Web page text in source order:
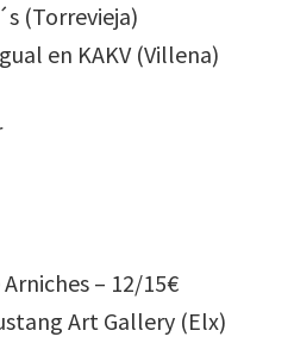
(Torrevieja)
en KAKV (Villena)
– 12/15€
Art Gallery (Elx)